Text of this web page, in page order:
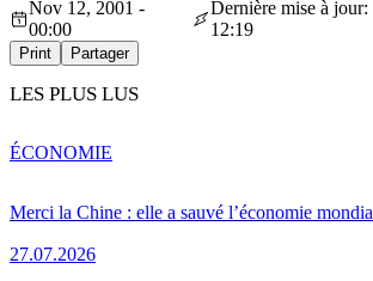
Nov 12, 2001 -
00:00
Dernière mise à
12:19
Print Partager
LES PLUS LUS
Merci la Chine : elle a sauvé l’économie
27.07.2026
ÉCONOMIE